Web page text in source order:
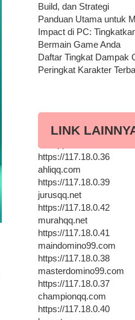
Build, dan Strategi
Panduan Utama untuk
Impact di PC:
Bermain Game Anda
Daftar Tingkat Dampak
Peringkat Karakter
LINK
https://117.18.0.36
ahliqq.com
https://117.18.0.39
jurusqq.net
https://117.18.0.42
murahqq.net
https://117.18.0.41
maindomino99.com
https://117.18.0.38
masterdomino99.com
https://117.18.0.37
championqq.com
https://117.18.0.40